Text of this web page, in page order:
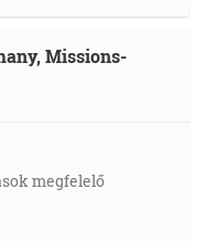
Missions-
megfelelő